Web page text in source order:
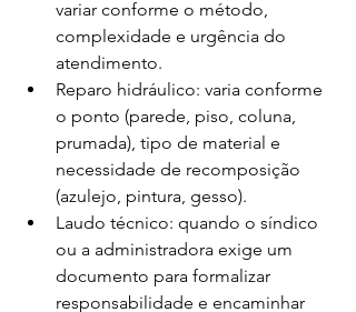
variar conforme o método,
complexidade e urgência do
atendimento.
Reparo hidráulico: varia conforme
o ponto (parede, piso, coluna,
prumada), tipo de material e
necessidade de recomposição
(azulejo, pintura, gesso).
Laudo técnico: quando o síndico
ou a administradora exige um
documento para formalizar
responsabilidade e encaminhar